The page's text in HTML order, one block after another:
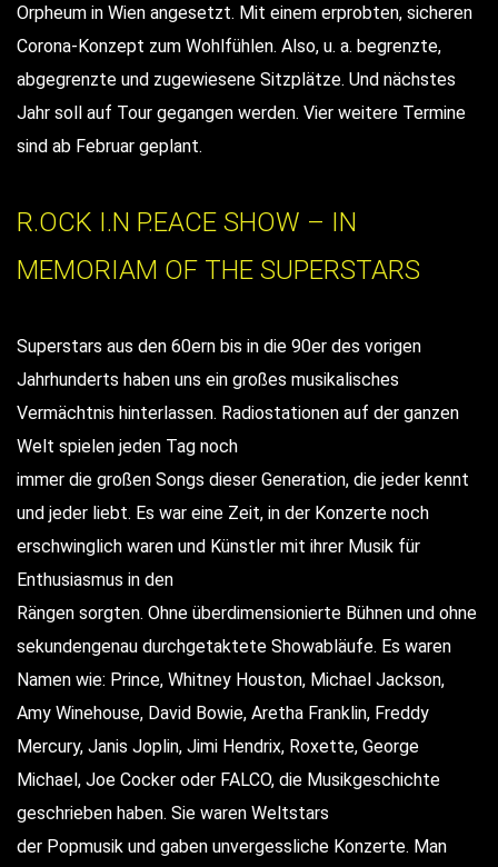
Orpheum in Wien angesetzt. Mit einem erprobten, sicheren
Corona-Konzept zum Wohlfühlen. Also, u. a. begrenzte,
abgegrenzte und zugewiesene Sitzplätze. Und nächstes
Jahr soll auf Tour gegangen werden. Vier weitere Termine
sind ab Februar geplant.
R.OCK I.N P.EACE SHOW – IN
MEMORIAM OF THE SUPERSTARS
Superstars aus den 60ern bis in die 90er des vorigen
Jahrhunderts haben uns ein großes musikalisches
Vermächtnis hinterlassen. Radiostationen auf der ganzen
Welt spielen jeden Tag noch
immer die großen Songs dieser Generation, die jeder kennt
und jeder liebt. Es war eine Zeit, in der Konzerte noch
erschwinglich waren und Künstler mit ihrer Musik für
Enthusiasmus in den
Rängen sorgten. Ohne überdimensionierte Bühnen und ohne
sekundengenau durchgetaktete Showabläufe. Es waren
Namen wie: Prince, Whitney Houston, Michael Jackson,
Amy Winehouse, David Bowie, Aretha Franklin, Freddy
Mercury, Janis Joplin, Jimi Hendrix, Roxette, George
Michael, Joe Cocker oder FALCO, die Musikgeschichte
geschrieben haben. Sie waren Weltstars
der Popmusik und gaben unvergessliche Konzerte. Man